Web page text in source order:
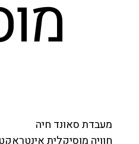
מעבדת סאונד חיה